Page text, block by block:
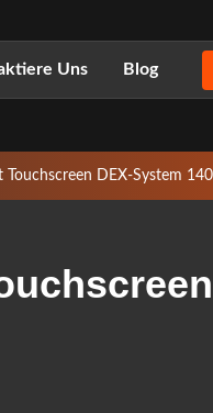
Uns Blog
DEX-System